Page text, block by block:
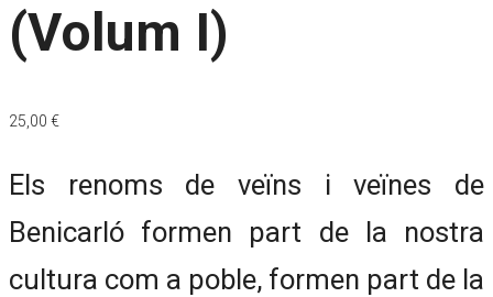
(Volum I)
25,00 €
Els renoms de veïns i veïnes de
Benicarló formen part de la nostra
cultura com a poble, formen part de la